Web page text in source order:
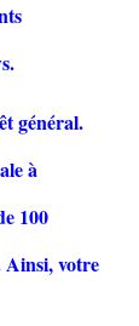
général.
à
100
Ainsi, votre